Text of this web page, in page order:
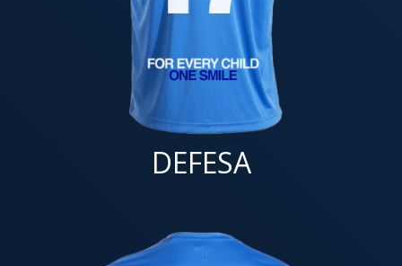
DEFESA